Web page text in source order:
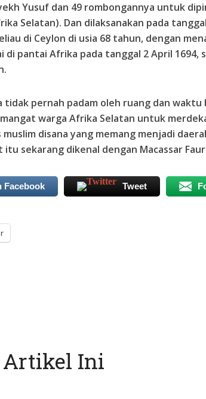
Yusuf dan 49 rombongannya untuk
Selatan). Dan dilaksanakan pada
di Ceylon di usia 68 tahun, dengan
di pantai Afrika pada tanggal 2 April 1694,
tidak pernah padam oleh ruang dan waktu
warga Afrika Selatan untuk
disana yang memang menjadi
sekarang dikenal dengan Macassar
Facebook Tweet
Ini